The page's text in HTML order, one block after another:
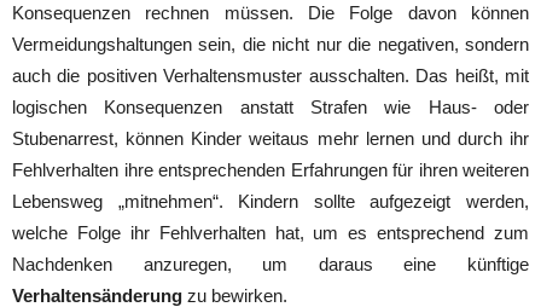
Konsequenzen rechnen müssen. Die Folge davon können
Vermeidungshaltungen sein, die nicht nur die negativen, sondern
auch die positiven Verhaltensmuster ausschalten. Das heißt, mit
logischen Konsequenzen anstatt Strafen wie Haus- oder
Stubenarrest, können Kinder weitaus mehr lernen und durch ihr
Fehlverhalten ihre entsprechenden Erfahrungen für ihren weiteren
Lebensweg „mitnehmen“. Kindern sollte aufgezeigt werden,
welche Folge ihr Fehlverhalten hat, um es entsprechend zum
Nachdenken anzuregen, um daraus eine künftige
Verhaltensänderung zu bewirken.